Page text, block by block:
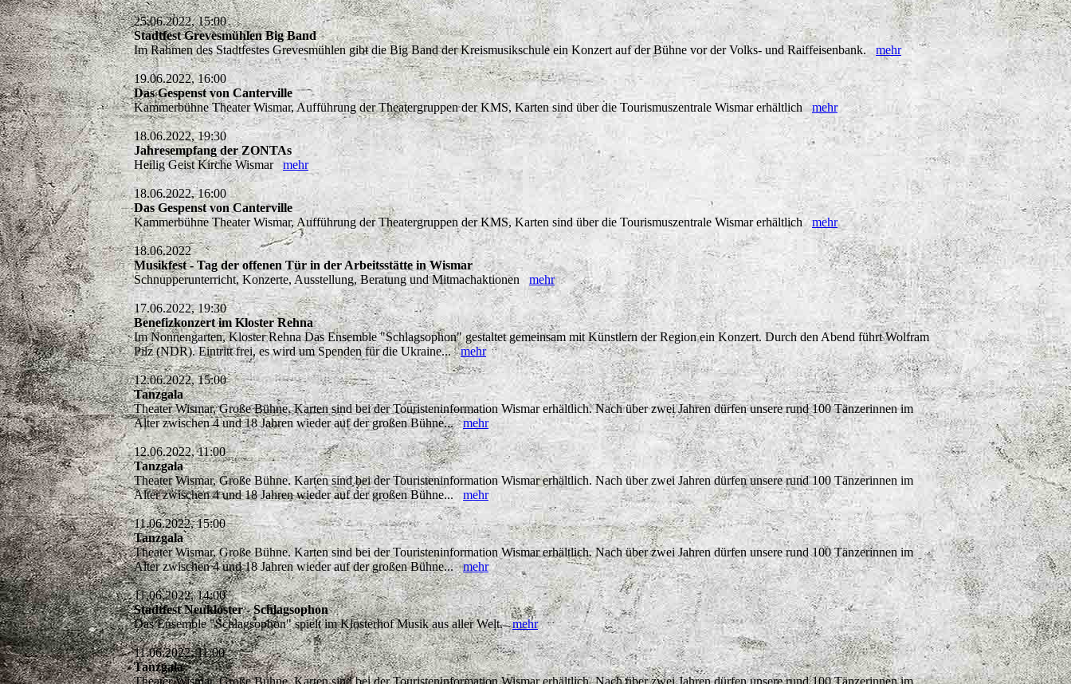
25.06.2022, 15:00
Stadtfest Grevesmühlen Big Band
Im Rahmen des Stadtfestes Grevesmühlen gibt die Big Band der Kreismusikschule ein Konzert auf der Bühne vor der Volks- und Raiffeisenbank. mehr
19.06.2022, 16:00
Das Gespenst von Canterville
Kammerbühne Theater Wismar, Aufführung der Theatergruppen der KMS, Karten sind über die Tourismuszentrale Wismar erhältlichmehr
18.06.2022, 19:30
Jahresempfang der ZONTAs
Heilig Geist Kirche Wismarmehr
18.06.2022, 16:00
Das Gespenst von Canterville
Kammerbühne Theater Wismar, Aufführung der Theatergruppen der KMS, Karten sind über die Tourismuszentrale Wismar erhältlichmehr
18.06.2022
Musikfest - Tag der offenen Tür in der Arbeitsstätte in Wismar
Schnupperunterricht, Konzerte, Ausstellung, Beratung und Mitmachaktionenmehr
17.06.2022, 19:30
Benefizkonzert im Kloster Rehna
Im Nonnengarten, Kloster Rehna Das Ensemble "Schlagsophon" gestaltet gemeinsam mit Künstlern der Region ein Konzert. Durch den Abend führt Wolfram
Pilz (NDR). Eintritt frei, es wird um Spenden für die Ukraine...mehr
12.06.2022, 15:00
Tanzgala
Theater Wismar, Große Bühne. Karten sind bei der Touristeninformation Wismar erhältlich. Nach über zwei Jahren dürfen unsere rund 100 Tänzerinnen im
Alter zwischen 4 und 18 Jahren wieder auf der großen Bühne...mehr
12.06.2022, 11:00
Tanzgala
Theater Wismar, Große Bühne. Karten sind bei der Touristeninformation Wismar erhältlich. Nach über zwei Jahren dürfen unsere rund 100 Tänzerinnen im
Alter zwischen 4 und 18 Jahren wieder auf der großen Bühne... mehr
11.06.2022, 15:00
Tanzgala
Theater Wismar, Große Bühne. Karten sind bei der Touristeninformation Wismar erhältlich. Nach über zwei Jahren dürfen unsere rund 100 Tänzerinnen im
Alter zwischen 4 und 18 Jahren wieder auf der großen Bühne...mehr
11.06.2022, 14:00
Stadtfest Neukloster - Schlagsophon
Das Ensemble "Schlagsophon" spielt im Klosterhof Musik aus aller Welt.mehr
11.06.2022, 11:00
Tanzgala
Theater Wismar, Große Bühne. Karten sind bei der Touristeninformation Wismar erhältlich. Nach über zwei Jahren dürfen unsere rund 100 Tänzerinnen im